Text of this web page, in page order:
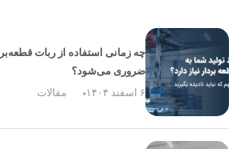
چه زمانی استفاده از ربات
ضروری می‌شود؟
۶ اسفند ۱۴۰۴
مقالات